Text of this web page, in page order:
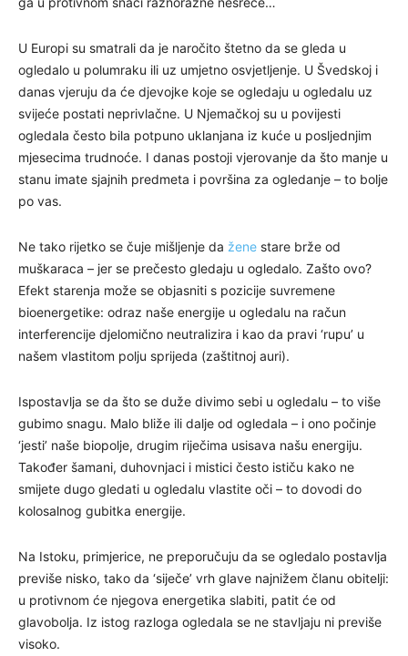
U Europi su smatrali da je naročito štetno da se gleda u
ogledalo u polumraku ili uz umjetno osvjetljenje. U Švedskoj i
danas vjeruju da će djevojke koje se ogledaju u ogledalu uz
svijeće postati neprivlačne. U Njemačkoj su u povijesti
ogledala često bila potpuno uklanjana iz kuće u posljednjim
mjesecima trudnoće. I danas postoji vjerovanje da što manje u
stanu imate sjajnih predmeta i površina za ogledanje – to bolje
po vas.
Ne tako rijetko se čuje mišljenje da žene stare brže od
muškaraca – jer se prečesto gledaju u ogledalo. Zašto ovo?
Efekt starenja može se objasniti s pozicije suvremene
bioenergetike: odraz naše energije u ogledalu na račun
interferencije djelomično neutralizira i kao da pravi ‘rupu’ u
našem vlastitom polju sprijeda (zaštitnoj auri).
Ispostavlja se da što se duže divimo sebi u ogledalu – to više
gubimo snagu. Malo bliže ili dalje od ogledala – i ono počinje
‘jesti’ naše biopolje, drugim riječima usisava našu energiju.
Također šamani, duhovnjaci i mistici često ističu kako ne
smijete dugo gledati u ogledalu vlastite oči – to dovodi do
kolosalnog gubitka energije.
Na Istoku, primjerice, ne preporučuju da se ogledalo postavlja
previše nisko, tako da ‘siječe’ vrh glave najnižem članu obitelji:
u protivnom će njegova energetika slabiti, patit će od
glavobolja. Iz istog razloga ogledala se ne stavljaju ni previše
visoko.